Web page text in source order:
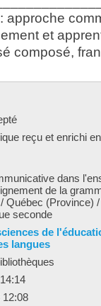
approche
et
composé,
reçu et enrichi
dans
de la
Québec (Province)
seconde
de
langues
12:08